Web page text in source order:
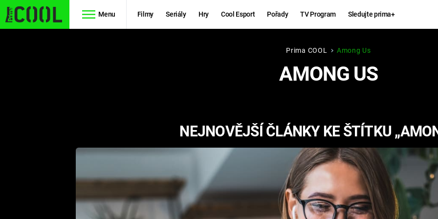
Menu Filmy Seriály Hry Cool Esport Pořady TV Program Sledujte prima+
FUTURAMA
RYCHLE A
ZBĚSILE 10
Hry
KINGDOM
COME:
DELIVERANCE
ESPORT
CHUCK
NORRIS
Prima COOL Among Us
AMONG US
NEJNOVĚJŠÍ ČLÁNKY KE ŠTÍTKU